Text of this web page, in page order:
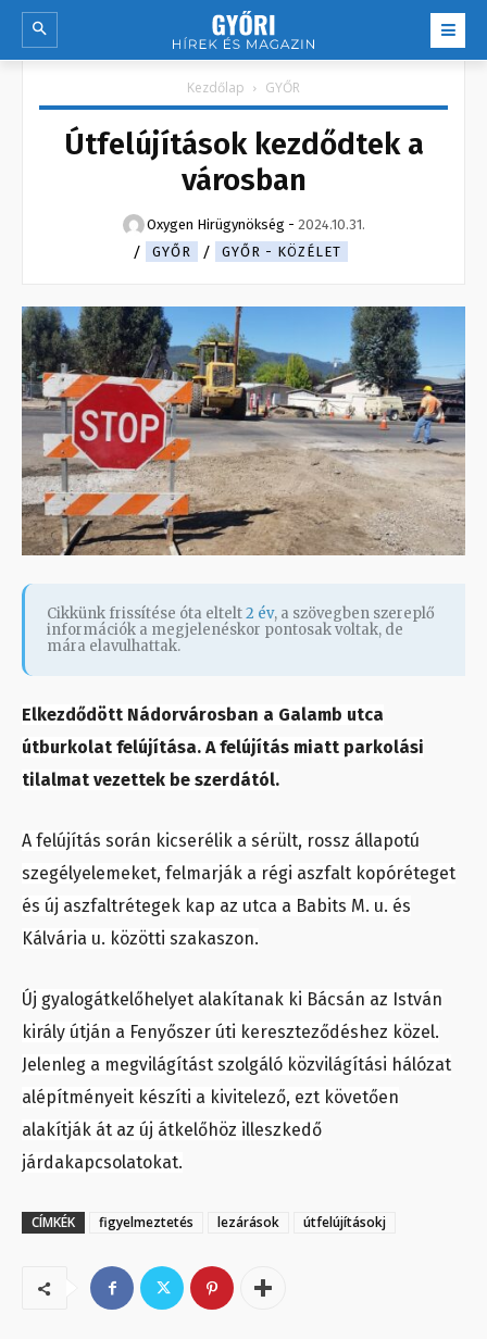
Kezdőlap GYŐR
Útfelújítások kezdődtek a
városban
Oxygen Hirügynökség - 2024.10.31.
GYŐR
GYŐR - KÖZÉLET
Cikkünk frissítése óta eltelt2 év, a szövegben szereplő
információk a megjelenéskor pontosak voltak, de
mára elavulhattak.
Elkezdődött Nádorvárosban a Galamb utca
útburkolat felújítása. A felújítás miatt parkolási
tilalmat vezettek be szerdától.
A felújítás során kicserélik a sérült, rossz állapotú
szegélyelemeket, felmarják a régi aszfalt kopóréteget
és új aszfaltrétegek kap az utca a Babits M. u. és
Kálvária u. közötti szakaszon.
Új gyalogátkelőhelyet alakítanak ki Bácsán az István
király útján a Fenyőszer úti kereszteződéshez közel.
Jelenleg a megvilágítást szolgáló közvilágítási hálózat
alépítményeit készíti a kivitelező, ezt követően
alakítják át az új átkelőhöz illeszkedő
járdakapcsolatokat.
CÍMKÉK figyelmeztetés lezárások útfelújításokj